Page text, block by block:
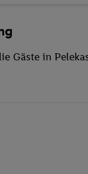
Gäste in